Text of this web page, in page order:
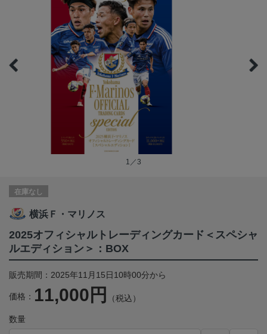
1／3
在庫なし
横浜Ｆ・マリノス
2025オフィシャルトレーディングカード＜スペシャ
ルエディション＞：BOX
販売期間：2025年11月15日10時00分から
価格： 11,000円 （税込）
数量